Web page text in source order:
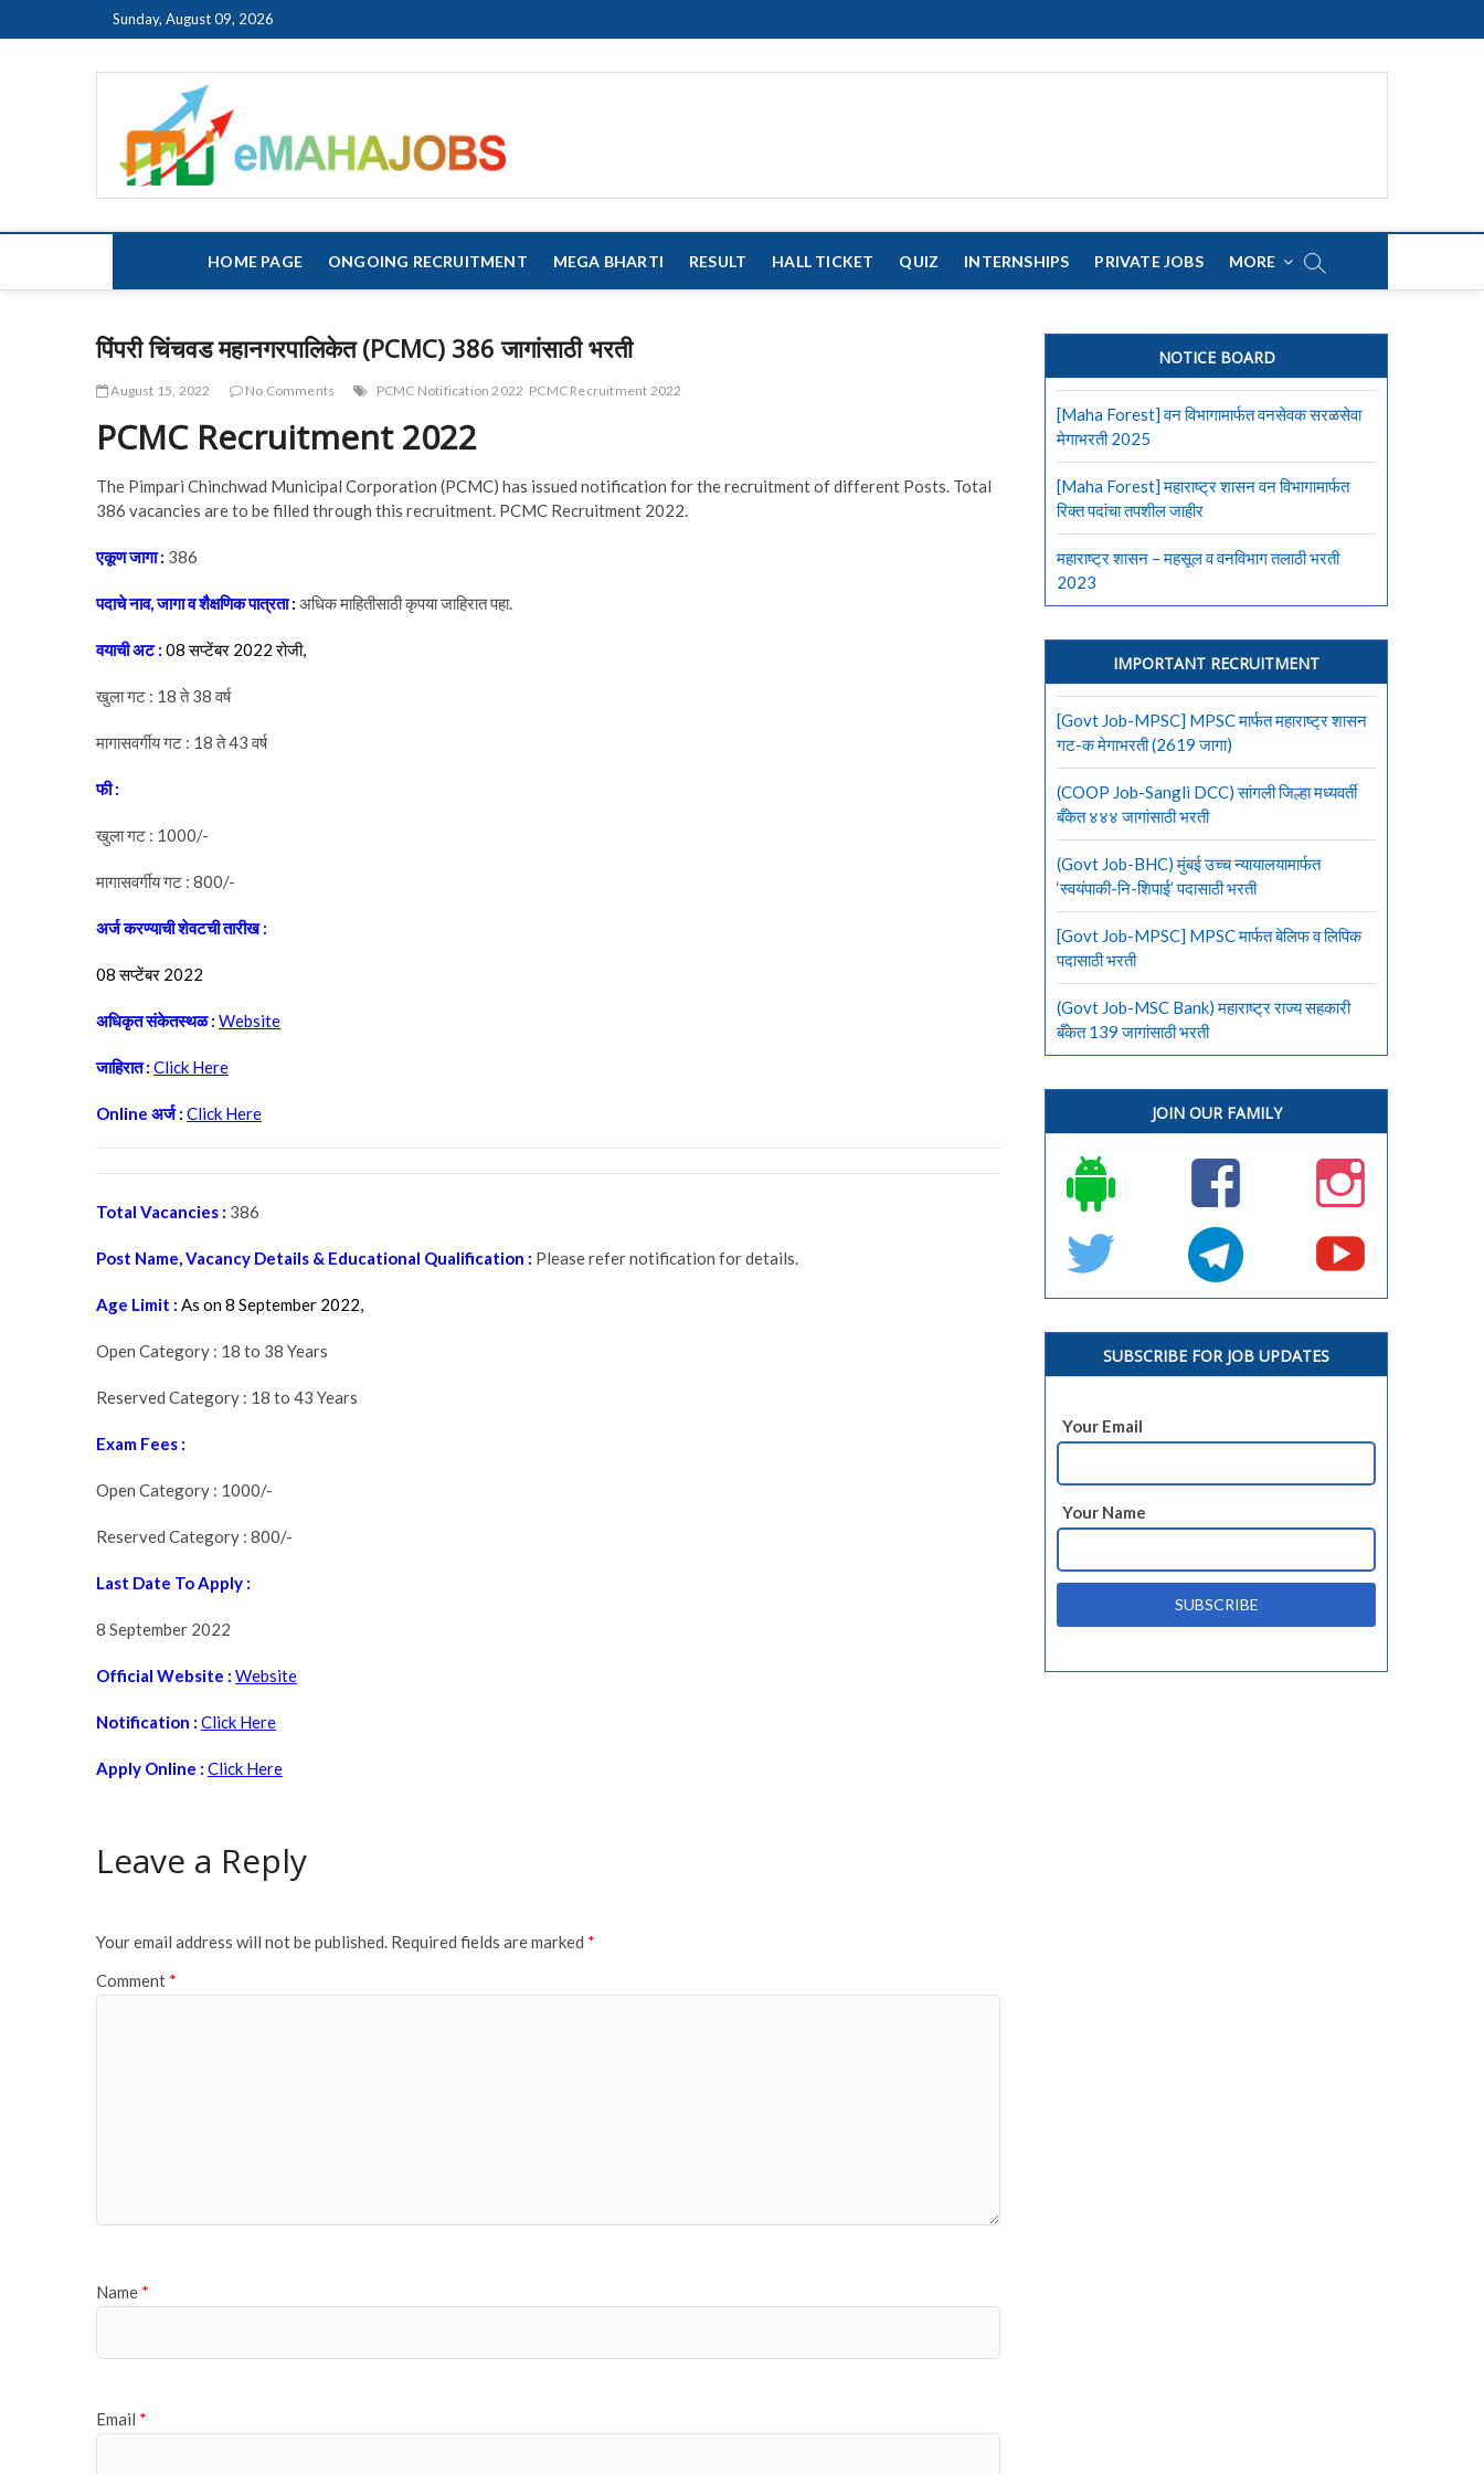
to
Sunday, August 09, 2026
HOME PAGE ONGOING RECRUITMENT MEGA BHARTI RESULT HALL TICKET QUIZ INTERNSHIPS PRIVATE JOBS MORE
पिंपरी चिंचवड महानगरपालिकेत (PCMC) 386 जागांसाठी भरती
August 15, 2022 No Comments PCMC Notification 2022 PCMC Recruitment 2022
PCMC Recruitment 2022
The Pimpari Chinchwad Municipal Corporation (PCMC) has issued notification for the recruitment of different Posts. Total
386 vacancies are to be filled through this recruitment. PCMC Recruitment 2022.
एकूण जागा : 386
पदाचे नाव, जागा व शैक्षणिक पात्रता : अधिक माहितीसाठी कृपया जाहिरात पहा.
वयाची अट : 08 सप्टेंबर 2022 रोजी,
खुला गट : 18 ते 38 वर्ष
मागासवर्गीय गट : 18 ते 43 वर्ष
फी :
खुला गट : 1000/-
मागासवर्गीय गट : 800/-
अर्ज करण्याची शेवटची तारीख :
08 सप्टेंबर 2022
अधिकृत संकेतस्थळ : Website
जाहिरात : Click Here
Online अर्ज : Click Here
Total Vacancies : 386
Post Name, Vacancy Details & Educational Qualification : Please refer notification for details.
Age Limit : As on 8 September 2022,
Open Category : 18 to 38 Years
Reserved Category : 18 to 43 Years
Exam Fees :
Open Category : 1000/-
Reserved Category : 800/-
Last Date To Apply :
8 September 2022
Official Website : Website
Notification : Click Here
Apply Online : Click Here
Leave a Reply
Your email address will not be published. Required fields are marked *
Comment *
Name *
Email *
NOTICE BOARD
[Maha Forest] वन विभागामार्फत वनसेवक सरळसेवा
मेगाभरती 2025
[Maha Forest] महाराष्ट्र शासन वन विभागामार्फत
रिक्त पदांचा तपशील जाहीर
महाराष्ट्र शासन – महसूल व वनविभाग तलाठी भरती
2023
IMPORTANT RECRUITMENT
[Govt Job-MPSC] MPSC मार्फत महाराष्ट्र शासन
गट-क मेगाभरती (2619 जागा)
(COOP Job-Sangli DCC) सांगली जिल्हा मध्यवर्ती
बँकेत ४४४ जागांसाठी भरती
(Govt Job-BHC) मुंबई उच्च न्यायालयामार्फत
‘स्वयंपाकी-नि-शिपाई’ पदासाठी भरती
[Govt Job-MPSC] MPSC मार्फत बेलिफ व लिपिक
पदासाठी भरती
(Govt Job-MSC Bank) महाराष्ट्र राज्य सहकारी
बँकेत 139 जागांसाठी भरती
JOIN OUR FAMILY
SUBSCRIBE FOR JOB UPDATES
Your Email
Your Name